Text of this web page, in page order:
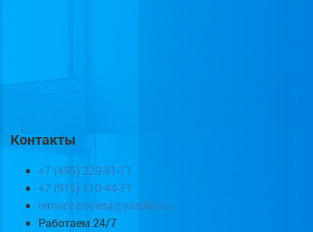
Контакты
+7 (495) 229-81-71
+7 (915) 110-44-77
remont-boylera@yandex.ru
Работаем 24/7